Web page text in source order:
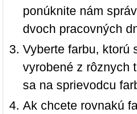
ponúknite nám
dvoch pracovných
Vyberte farbu, ktorú
vyrobené z rôznych
sa na sprievodcu
Ak chcete rovnakú